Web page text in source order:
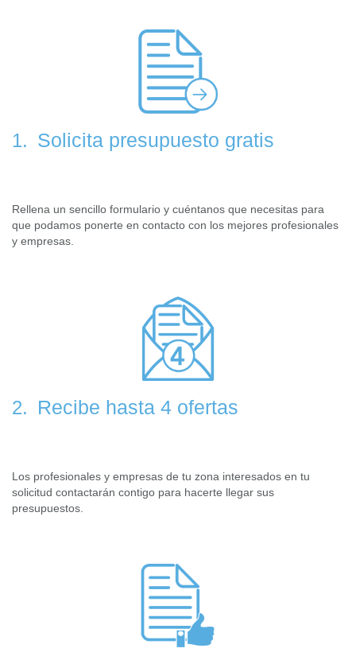
1. Solicita presupuesto gratis
Rellena un sencillo formulario y cuéntanos que necesitas para
que podamos ponerte en contacto con los mejores profesionales
y empresas.
2. Recibe hasta 4 ofertas
Los profesionales y empresas de tu zona interesados en tu
solicitud contactarán contigo para hacerte llegar sus
presupuestos.